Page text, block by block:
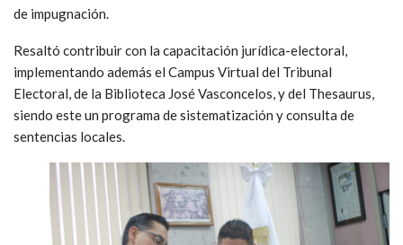
de impugnación.
Resaltó contribuir con la capacitación jurídica-electoral,
implementando además el Campus Virtual del Tribunal
Electoral, de la Biblioteca José Vasconcelos, y del Thesaurus,
siendo este un programa de sistematización y consulta de
sentencias locales.